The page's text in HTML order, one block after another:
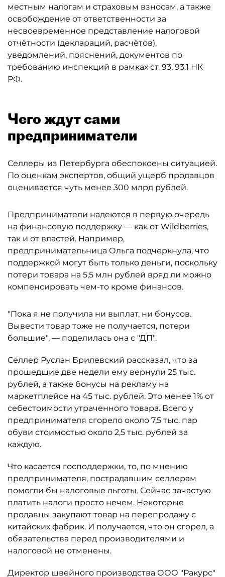
местным налогам и страховым взносам, а также
освобождение от ответственности за
несвоевременное представление налоговой
отчётности (деклараций, расчётов),
уведомлений, пояснений, документов по
требованию инспекций в рамках ст. 93, 93.1 НК
РФ.
Чего ждут сами
предприниматели
Селлеры из Петербурга обеспокоены ситуацией.
По оценкам экспертов, общий ущерб продавцов
оценивается чуть менее 300 млрд рублей.
Предприниматели надеются в первую очередь
на финансовую поддержку — как от Wildberries,
так и от властей. Например,
предпринимательница Ольга подчеркнула, что
поддержкой могут быть только деньги, поскольку
потери товара на 5,5 млн рублей вряд ли можно
компенсировать чем-то кроме финансов.
"Пока я не получила ни выплат, ни бонусов.
Вывести товар тоже не получается, потери
большие", — поделилась она с "ДП".
Селлер Руслан Брилевский рассказал, что за
прошедшие две недели ему вернули 25 тыс.
рублей, а также бонусы на рекламу на
маркетплейсе на 45 тыс. рублей. Это менее 1% от
себестоимости утраченного товара. Всего у
предпринимателя сгорело около 7,5 тыс. пар
обуви стоимостью около 2,5 тыс. рублей за
каждую.
Что касается господдержки, то, по мнению
предпринимателя, пострадавшим селлерам
помогли бы налоговые льготы. Сейчас зачастую
платить налоги просто нечем. Некоторые
продавцы закупают товар на перепродажу с
китайских фабрик. И получается, что он сгорел, а
обязательства перед производителями и
налоговой не отменены.
Директор швейного производства ООО "Ракурс"